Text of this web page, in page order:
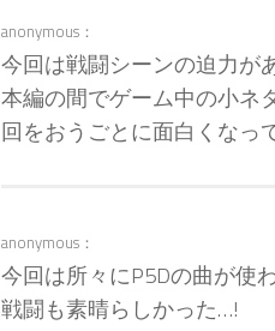
anonymous：
今回は戦闘シーンの迫力が
本編の間でゲーム中の小ネ
回をおうごとに面白くなっ
anonymous：
今回は所々にP5Dの曲が使
戦闘も素晴らしかった…!